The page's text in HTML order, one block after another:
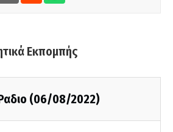
Εκπομπής
(06/08/2022)